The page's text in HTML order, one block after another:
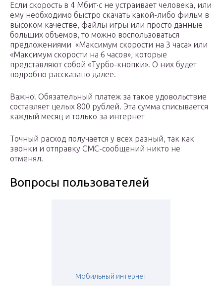
Если скорость в 4 Мбит·с не устраивает человека, или
ему необходимо быстро скачать какой-либо фильм в
высоком качестве, файлы игры или просто данные
больших объемов, то можно воспользоваться
предложениями «Максимум скорости на 3 часа» или
«Максимум скорости на 6 часов», которые
представляют собой «Турбо-кнопки». О них будет
подробно рассказано далее.
Важно! Обязательный платеж за такое удовольствие
составляет целых 800 рублей. Эта сумма списывается
каждый месяц и только за интернет
Точный расход получается у всех разный, так как
звонки и отправку СМС-сообщений никто не
отменял.
Вопросы пользователей
Мобильный интернет